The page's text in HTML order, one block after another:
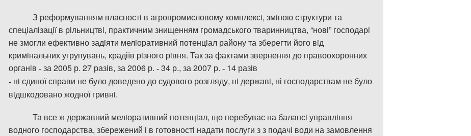
З реформуванням власностi в агропромисловому комплексi, змiною структури та
спецiалiзацiї в рiльництвi, практичним знищенням громадського тваринництва, “новi” господарi
не змогли ефективно задiяти мелiоративний потенцiал району та зберегти його вiд
кримiнальних угрупувань, крадіїв рiзного рiвня. Так за фактами звернення до правоохоронних
органiв - за 2005 р. 27 разiв, за 2006 р. - 34 р., за 2007 р. - 14 разiв
- нi єдиноїсправи не було доведено до судового розгляду, нi державi, ні господарствам не було
вiдшкодовано жодноїгривнi.
Та все ждержавний мелiоративний потенцiал, що перебувас на балансi управлiння
водного господарства, збережений i в готовностi надати послуги зз подачi води назамовлення